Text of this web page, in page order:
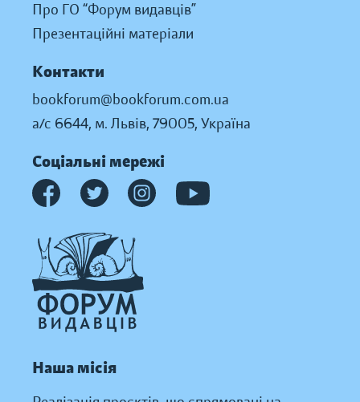
Про ГО “Форум видавців”
Презентаційні матеріали
Контакти
bookforum@bookforum.com.ua
а/с 6644, м. Львів, 79005, Україна
Соціальні мережі
Наша місія